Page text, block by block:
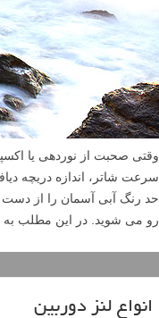
حد رنگ آبی آسمان را از دست
رو می شوید. در این مطلب به
انواع لنز دوربین